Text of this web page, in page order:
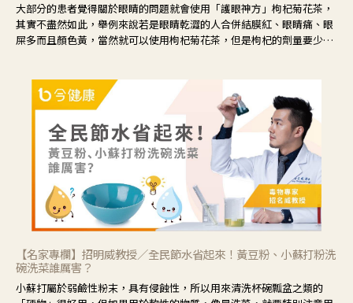
大部分的患者覺得關於眼睛的問題就會使用「護眼神方」枸杞菊花茶，
其實不盡然如此，舉例來說若是眼睛乾澀的人合併結膜紅、眼睛痛、眼
屎多而且顏色黃，當然就可以使用枸杞菊花茶，但是枸杞的劑量要少，
候就要使用菊花、金銀花來治療；假如單純的眼睛乾澀，結膜沒有紅，
眼睛周圍沒有眼屎，這種情況是屬於「陰虛」，就可以使用枸杞、蓮
藕、麥門冬、山藥等比較滋潤的藥材，效果就更顯著。
【名家專欄】招明威教授／全民節水省起來！黃豆粉、小蘇打粉洗
碗洗菜誰厲害？
小蘇打屬於弱鹼性粉末，具有侵蝕性，所以用來清洗杯碗瓢盆之類的